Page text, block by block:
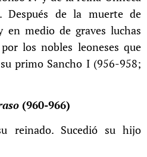
Después de la muerte de
medio de graves luchas
los nobles leoneses que
primo Sancho I (956-958;
(960-966)
reinado. Sucedió su hijo